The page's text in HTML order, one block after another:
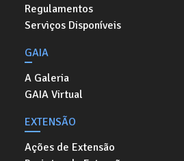
Regulamentos
Serviços Disponíveis
GAIA
A Galeria
GAIA Virtual
EXTENSÃO
Ações de Extensão